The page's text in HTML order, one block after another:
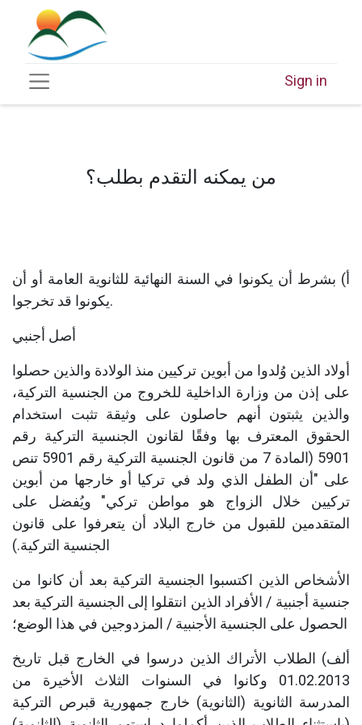
Sign in
من يمكنه التقدم بطلب؟
أ) بشرط أن يكونوا في السنة النهائية للثانوية العامة أو أن
يكونوا قد تخرجوا.
أصل أجنبي
أولاد الذين وُلدوا من أبوين تركيين منذ الولادة والذين حصلوا
على إذن من وزارة الداخلية للخروج من الجنسية التركية،
والذين يثبتون أنهم حاصلون على وثيقة تثبت استخدام
الحقوق المعترف بها وفقًا لقانون الجنسية التركية رقم
5901 (المادة 7 من قانون الجنسية التركية رقم 5901 تنص
على "أن الطفل الذي ولد في تركيا أو خارجها من أبوين
تركيين خلال الزواج هو مواطن تركي" ويُفضل على
المتقدمين للقبول من خارج البلاد أن يتعرفوا على قانون
الجنسية التركية.)
الأشخاص الذين اكتسبوا الجنسية التركية بعد أن كانوا من
جنسية أجنبية / الأفراد الذين انتقلوا إلى الجنسية التركية بعد
الحصول على الجنسية الأجنبية / المزدوجين في هذا الوضع؛
ألف) الطلاب الأتراك الذين درسوا في الخارج قبل تاريخ
01.02.2013 وكانوا في السنوات الثلاث الأخيرة من
المدرسة الثانوية (الثانوية) خارج جمهورية قبرص التركية